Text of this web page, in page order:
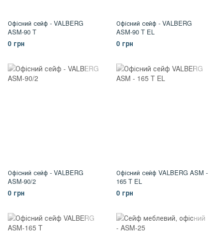
Офісний сейф - VALBERG
ASM-90 T
0 грн
Офісний сейф - VALBERG
ASM-90 T EL
0 грн
Офісний сейф - VALBERG
ASM-90/2
0 грн
Офісний сейф VALBERG ASM -
165 T EL
0 грн